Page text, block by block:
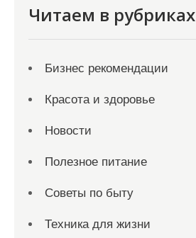
Читаем в рубриках
Бизнес рекомендации
Красота и здоровье
Новости
Полезное питание
Советы по быту
Техника для жизни